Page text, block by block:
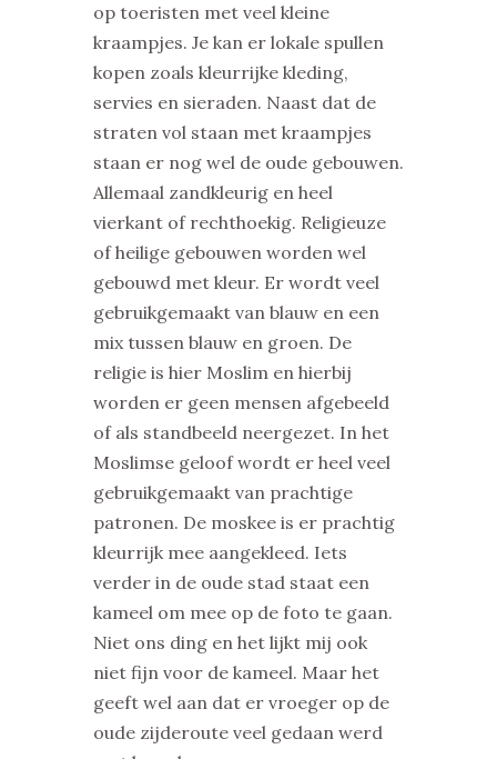
op toeristen met veel kleine
kraampjes. Je kan er lokale spullen
kopen zoals kleurrijke kleding,
servies en sieraden. Naast dat de
straten vol staan met kraampjes
staan er nog wel de oude gebouwen.
Allemaal zandkleurig en heel
vierkant of rechthoekig. Religieuze
of heilige gebouwen worden wel
gebouwd met kleur. Er wordt veel
gebruikgemaakt van blauw en een
mix tussen blauw en groen. De
religie is hier Moslim en hierbij
worden er geen mensen afgebeeld
of als standbeeld neergezet. In het
Moslimse geloof wordt er heel veel
gebruikgemaakt van prachtige
patronen. De moskee is er prachtig
kleurrijk mee aangekleed. Iets
verder in de oude stad staat een
kameel om mee op de foto te gaan.
Niet ons ding en het lijkt mij ook
niet fijn voor de kameel. Maar het
geeft wel aan dat er vroeger op de
oude zijderoute veel gedaan werd